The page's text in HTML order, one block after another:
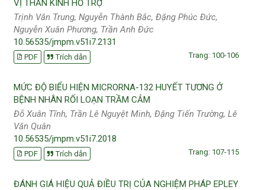
VỊ THẦN KINH HỖ TRỢ
Trịnh Văn Trung, Nguyễn Thành Bắc, Đặng Phúc Đức,
Nguyễn Xuân Phương, Trần Anh Đức
10.56535/jmpm.v51i7.2131
PDF Trích dẫn Trang: 100-106
MỨC ĐỘ BIỂU HIỆN MICRORNA-132 HUYẾT TƯƠNG Ở
BỆNH NHÂN RỐI LOẠN TRẦM CẢM
Đỗ Xuân Tĩnh, Trần Lê Nguyệt Minh, Đặng Tiến Trường, Lê
Văn Quân
10.56535/jmpm.v51i7.2018
PDF Trích dẫn Trang: 107-115
ĐÁNH GIÁ HIỆU QUẢ ĐIỀU TRỊ CỦA NGHIỆM PHÁP EPLEY